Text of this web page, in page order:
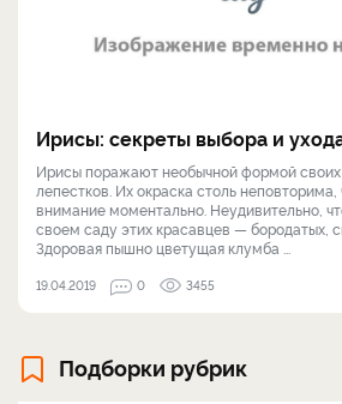
Ирисы: секреты выбора и
Ирисы поражают необычной формой своих
лепестков. Их окраска столь неповторима,
внимание моментально. Неудивительно,
своем саду этих красавцев — бородатых,
Здоровая пышно цветущая клумба ...
19.04.2019 0 3455
Подборки рубрик